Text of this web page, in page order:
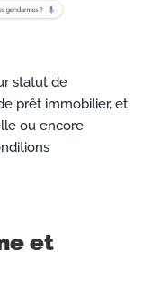
statut de
prêt immobilier, et
ou encore
et